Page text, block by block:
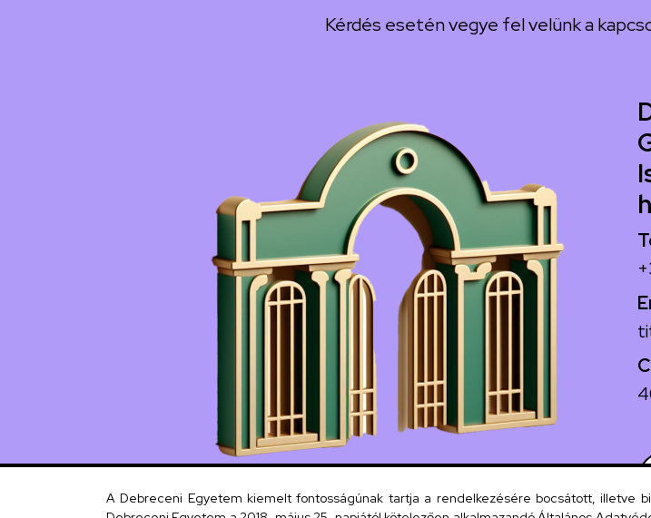
Kérdés esetén vegye fel velünk a
A Debreceni Egyetem kiemelt fontosságúnak tartja a rendelkezésére bocsátott, illetve